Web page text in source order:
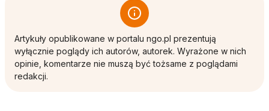
Artykuły opublikowane w portalu ngo.pl prezentują
wyłącznie poglądy ich autorów, autorek. Wyrażone w nich
opinie, komentarze nie muszą być tożsame z poglądami
redakcji.